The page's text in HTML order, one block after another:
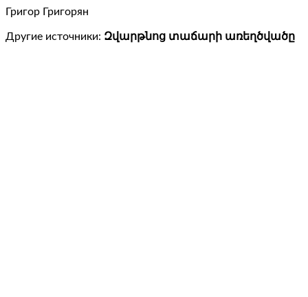
Григор Григорян
Другие источники: Զվարթնոց տաճարի առեղծվածը